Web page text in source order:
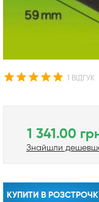
1 ВІДГУК
1 341.00
Знайшли
КУПИТИ В